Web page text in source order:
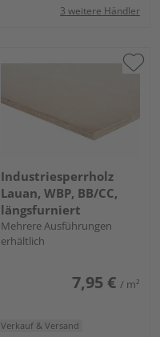
3 weitere Händler
Industriesperrholz
Lauan, WBP, BB/CC,
längsfurniert
Mehrere Ausführungen
erhältlich
7,95 € / m²
Verkauf & Versand